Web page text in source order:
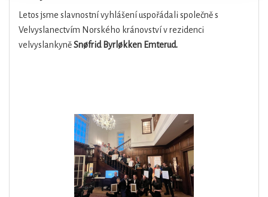
Letos jsme slavnostní vyhlášení uspořádali společně s
Velvyslanectvím Norského kránovství v rezidenci
velvyslankyněSnøfrid Byrløkken Emterud.